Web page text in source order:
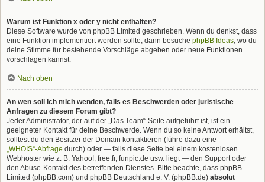
Warum ist Funktion x oder y nicht enthalten?
Diese Software wurde von phpBB Limited geschrieben. Wenn du denkst, dass
eine Funktion implementiert werden sollte, dann besuche phpBB Ideas, wo du
deine Stimme für bestehende Vorschläge abgeben oder neue Funktionen
vorschlagen kannst.
Nach oben
An wen soll ich mich wenden, falls es Beschwerden oder juristische
Anfragen zu diesem Forum gibt?
Jeder Administrator, der auf der „Das Team“-Seite aufgeführt ist, ist ein
geeigneter Kontakt für deine Beschwerde. Wenn du so keine Antwort erhältst,
solltest du den Besitzer der Domain kontaktieren (führe dazu eine
„WHOIS“-Abfrage durch) oder — falls diese Seite bei einem kostenlosen
Webhoster wie z. B. Yahoo!, free.fr, funpic.de usw. liegt — den Support oder
den Abuse-Kontakt des betreffenden Dienstes. Bitte beachte, dass phpBB
Limited (phpBB.com) und phpBB Deutschland e. V. (phpBB.de) absolut